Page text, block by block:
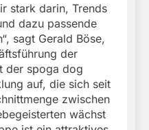
stark darin, Trends
dazu passende
sagt Gerald Böse,
der
der spoga dog
auf, die sich seit
zwischen
wächst